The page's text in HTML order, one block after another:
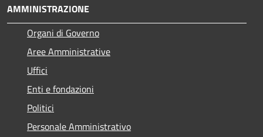
AMMINISTRAZIONE
Organi di Governo
Aree Amministrative
Uffici
Enti e fondazioni
Politici
Personale Amministrativo